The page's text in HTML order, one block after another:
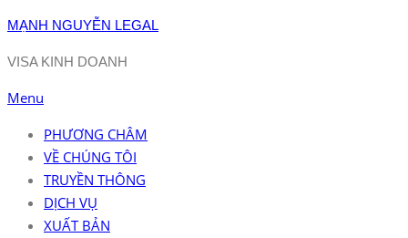
Skip
content
MẠNH NGUYỄN LEGAL
VISA KINH DOANH
Menu
PHƯƠNG CHÂM
VỀ CHÚNG TÔI
TRUYỀN THÔNG
DỊCH VỤ
XUẤT BẢN